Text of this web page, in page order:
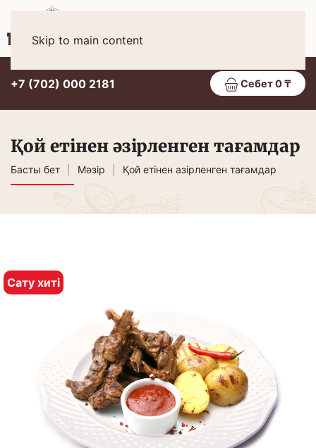
Skip to main content
+7 (702) 000 2181 Себет 0 ₸
Қой етінен әзірленген тағамдар
Басты бет Мәзір Қой етінен азірленген тағамдар
Сату хиті